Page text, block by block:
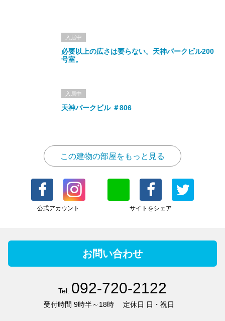
入居中
必要以上の広さは要らない。天神パークビル200
号室。
入居中
天神パークビル ＃806
この建物の部屋をもっと見る
公式アカウント サイトをシェア
お問い合わせ
Tel. 092-720-2122
受付時間 9時半～18時 定休日 日・祝日